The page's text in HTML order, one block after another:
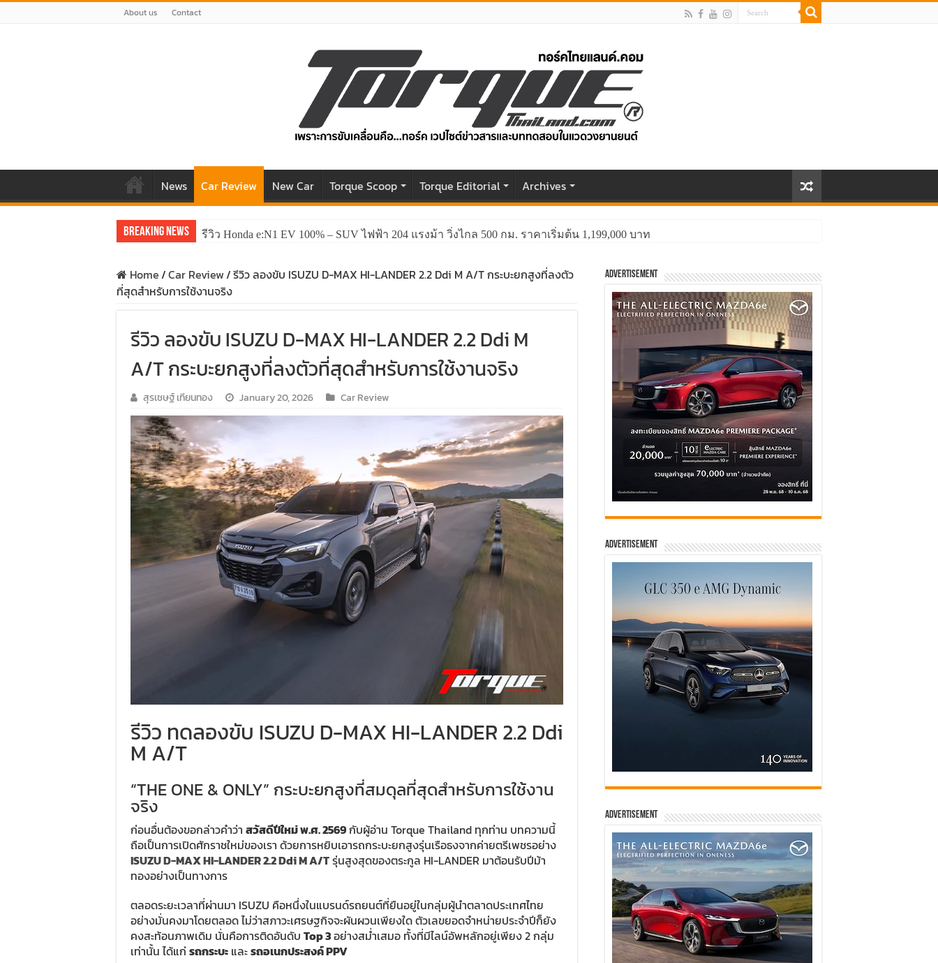
About us Contact
News Car Review New Car Torque Scoop Torque Editorial Archives
Breaking News รีวิว Honda e:N1 EV 100% – SUV ไฟฟ้า 204 แรงม้า วิ่งไกล 500 กม. ราคาเริ่มต้น 1,199,000 บาท
รีวิว ลองขับ All New GWM HAVAL H6 ปรับโฉมหน้าใหม่หล่อกว่าเดิม พร้อมสมรรถนะที่ดียิ่งกว่า
Home/Car Review/รีวิว ลองขับ ISUZU D-MAX HI-LANDER 2.2 Ddi M A/T กระบะยกสูงที่ลงตัว
ที่สุดสำหรับการใช้งานจริง
รีวิว ลองขับ ISUZU D-MAX HI-LANDER 2.2 Ddi M
A/T กระบะยกสูงที่ลงตัวที่สุดสำหรับการใช้งานจริง
สุรเชษฐ์ เทียนทอง January 20, 2026 Car Review
รีวิว ทดลองขับ ISUZU D-MAX HI-LANDER 2.2 Ddi
M A/T
“THE ONE & ONLY” กระบะยกสูงที่สมดุลที่สุดสำหรับการใช้งาน
จริง
ก่อนอื่นต้องขอกล่าวคำว่า สวัสดีปีใหม่ พ.ศ. 2569กับผู้อ่าน Torque Thailand ทุกท่าน บทความนี้
ถือเป็นการเปิดศักราชใหม่ของเรา ด้วยการหยิบเอารถกระบะยกสูงรุ่นเรือธงจากค่ายตรีเพชรอย่าง
ISUZU D-MAX HI-LANDER 2.2 Ddi M A/Tรุ่นสูงสุดของตระกูล HI-LANDER มาต้อนรับปีม้า
ทองอย่างเป็นทางการ
ตลอดระยะเวลาที่ผ่านมา ISUZU คือหนึ่งในแบรนด์รถยนต์ที่ยืนอยู่ในกลุ่มผู้นำตลาดประเทศไทย
อย่างมั่นคงมาโดยตลอด ไม่ว่าสภาวะเศรษฐกิจจะผันผวนเพียงใด ตัวเลขยอดจำหน่ายประจำปีก็ยัง
คงสะท้อนภาพเดิม นั่นคือการติดอันดับ Top 3อย่างสม่ำเสมอ ทั้งที่มีไลน์อัพหลักอยู่เพียง 2 กลุ่ม
เท่านั้น ได้แก่ รถกระบะ และรถอเนกประสงค์ PPV
Advertisement
Advertisement
Advertisement